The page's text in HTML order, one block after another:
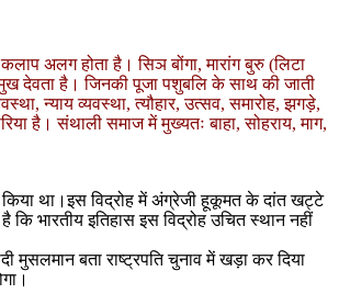
अलग होता है। सिञ बोंगा, मारांग बुरु (लिटा
देवता है। जिनकी पूजा पशुबलि के साथ की जाती
न्याय व्यवस्था, त्यौहार, उत्सव, समारोह, झगड़े,
है। संथाली समाज में मुख्यतः बाहा, सोहराय, माग,
किया था।इस विद्रोह में अंग्रेजी हूकूमत के दांत खट्टे
भारतीय इतिहास इस विद्रोह उचित स्थान नहीं
मुसलमान बता राष्ट्रपति चुनाव में खड़ा कर दिया